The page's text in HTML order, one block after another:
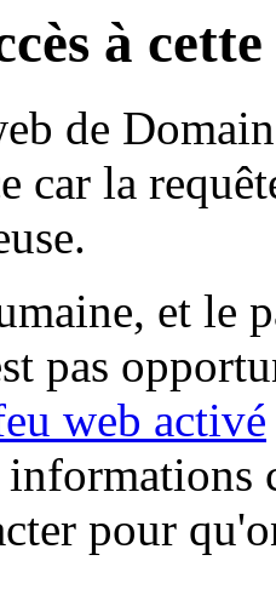
à
de
car la
et le
pas
web activé
informations
pour